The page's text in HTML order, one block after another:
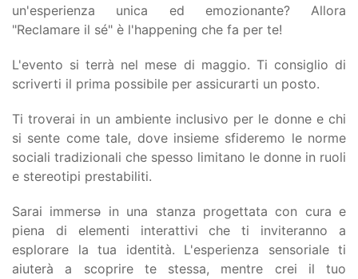
un'esperienza unica ed emozionante? Allora
"Reclamare il sé" è l'happening che fa per te!
L'evento si terrà nel mese di maggio. Ti consiglio di
scriverti il prima possibile per assicurarti un posto.
Ti troverai in un ambiente inclusivo per le donne e chi
si sente come tale, dove insieme sfideremo le norme
sociali tradizionali che spesso limitano le donne in ruoli
e stereotipi prestabiliti.
Sarai immersə in una stanza progettata con cura e
piena di elementi interattivi che ti inviteranno a
esplorare la tua identità. L'esperienza sensoriale ti
aiuterà a scoprire te stessa, mentre crei il tuo